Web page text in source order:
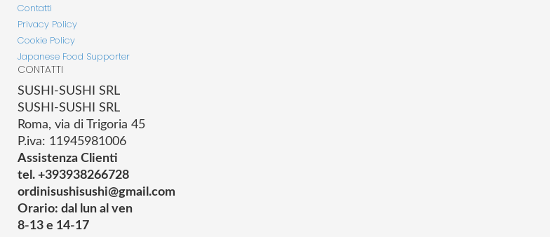
Contatti
Privacy Policy
Cookie Policy
Japanese Food Supporter
CONTATTI
SUSHI-SUSHI SRL
SUSHI-SUSHI SRL
Roma, via di Trigoria 45
P.iva: 11945981006
Assistenza Clienti
tel. +393938266728
ordinisushisushi@gmail.com
Orario: dal lun al ven
8-13 e 14-17